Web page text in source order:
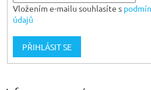
Vložením e-mailu souhlasíte s
údajů
PŘIHLÁSIT SE